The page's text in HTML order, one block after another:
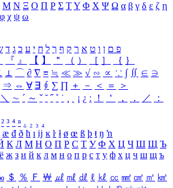
Μ Ν Ξ Ο Π Ρ Σ ΤΥ Φ Χ Ψ Ω α β γ δ ε ζ η
φ χ ψ ω
פ ם ן ו ט א ר ק ף ך ל ח י ע כ ג ד
『 』 【 】 ＂ （ ） ［ ］ ｛ ｝
⊥ ⌒ ∂ ∇ ≡ ≒ ≪ ≫ √ ∽ ∝ ∵ ∫ ∬ ∈ ∋
⇒ ⇔ ∀ ∃ ∮ ∑ ∏ ＋ － ＜ ＝
＞
＼ ∼ ´ ～ ˇ ˘ ˝ ˚ ˙ ¸ ¡ ¿ ː ！ ＇ ， ． ／
：
² ³ ⁴ ⁿ ₁ ₂ ₃ ₄
æ đ ð ħ ı ĳ ĸ ŀ ł ø œ ß þ ŧ ŋ ŉ
К Л М Н О П Р С Т У Ф Х Ц Ч Ш Щ Ъ
ё ж з и й к л м н о п р с т у ф х ц ч ш щ ъ
＄ ％ Ｆ ￦ ㎕ ㎖ ㎗ ℓ ㎘ ㏄ ㎣ ㎤ ㎥ ㎦